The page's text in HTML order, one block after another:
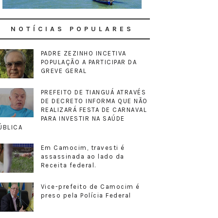
NOTÍCIAS POPULARES
PADRE ZEZINHO INCETIVA
POPULAÇÃO A PARTICIPAR DA
GREVE GERAL
PREFEITO DE TIANGUÁ ATRAVÉS
DE DECRETO INFORMA QUE NÃO
REALIZARÁ FESTA DE CARNAVAL
PARA INVESTIR NA SAÚDE
Em Camocim, travesti é
assassinada ao lado da
Receita federal.
Vice-prefeito de Camocim é
preso pela Polícia Federal